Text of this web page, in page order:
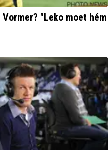
"Leko moet hém